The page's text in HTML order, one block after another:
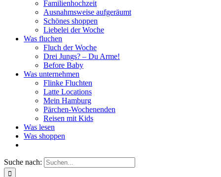
Familienhochzeit
Ausnahmsweise aufgeräumt
Schönes shoppen
Liebelei der Woche
Was fluchen
Fluch der Woche
Drei Jungs? – Du Arme!
Before Baby
Was unternehmen
Flinke Fluchten
Latte Locations
Mein Hamburg
Pärchen-Wochenenden
Reisen mit Kids
Was lesen
Was shoppen
Suche nach: